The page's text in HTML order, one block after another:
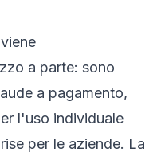
a parte: sono
a pagamento,
l'uso individuale
per le aziende. La